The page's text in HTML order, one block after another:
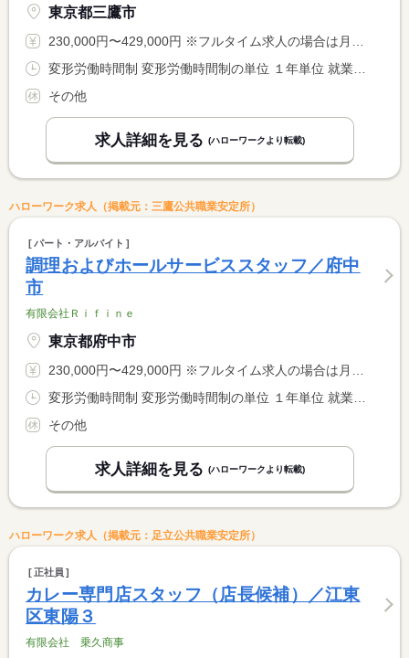
東京都三鷹市
230,000円〜429,000円 ※フルタイム求人の場合は月額（換算額）、パート求人の場合は時間額を表示しています。
その他
求人詳細を見る (ハローワークより転載)
ハローワーク求人（掲載元：三鷹公共職業安定所）
パート・アルバイト
調理およびホールサービススタッフ／府中
市
有限会社Ｒｉｆｉｎｅ
東京都府中市
230,000円〜429,000円 ※フルタイム求人の場合は月額（換算額）、パート求人の場合は時間額を表示しています。
その他
求人詳細を見る (ハローワークより転載)
ハローワーク求人（掲載元：足立公共職業安定所）
正社員
カレー専門店スタッフ（店長候補）／江東
区東陽３
有限会社 乗久商事